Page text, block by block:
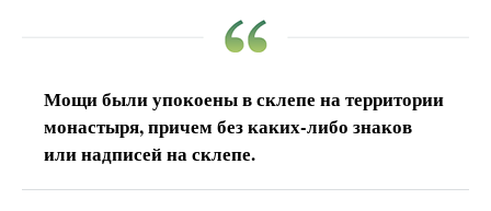
Мощи были упокоены в склепе на территории
монастыря, причем без каких-либо знаков
или надписей на склепе.